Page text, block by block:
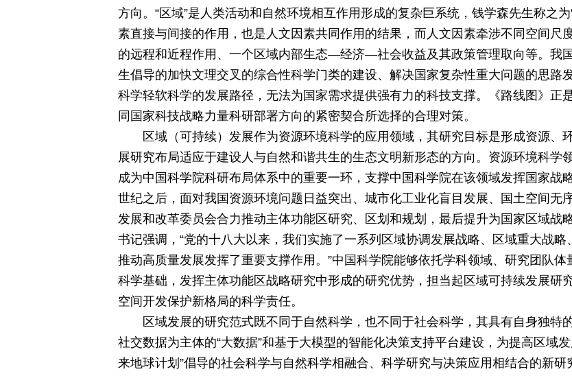
方向。“区域”是人类活动和自然环境相互作用形成的复杂巨系统，钱学森先生称之
素直接与间接的作用，也是人文因素共同作用的结果，而人文因素牵涉不同空间尺
的远程和近程作用、一个区域内部生态—经济—社会收益及其政策管理取向等。我
生倡导的加快文理交叉的综合性科学门类的建设、解决国家复杂性重大问题的思路
科学轻软科学的发展路径，无法为国家需求提供强有力的科技支撑。《路线图》正
同国家科技战略力量科研部署方向的紧密契合所选择的合理对策。
区域（可持续）发展作为资源环境科学的应用领域，其研究目标是形成资源、
展研究布局适应于建设人与自然和谐共生的生态文明新形态的方向。资源环境科学
成为中国科学院科研布局体系中的重要一环，支撑中国科学院在该领域发挥国家战
世纪之后，面对我国资源环境问题日益突出、城市化工业化盲目发展、国土空间无
发展和改革委员会合力推动主体功能区研究、区划和规划，最后提升为国家区域战
书记强调，“党的十八大以来，我们实施了一系列区域协调发展战略、区域重大战略
推动高质量发展发挥了重要支撑作用。”中国科学院能够依托学科领域、研究团队
科学基础，发挥主体功能区战略研究中形成的研究优势，担当起区域可持续发展研
空间开发保护新格局的科学责任。
区域发展的研究范式既不同于自然科学，也不同于社会科学，其具有自身独特
社交数据为主体的“大数据”和基于大模型的智能化决策支持平台建设，为提高区域
来地球计划”倡导的社会科学与自然科学相融合、科学研究与决策应用相结合的新